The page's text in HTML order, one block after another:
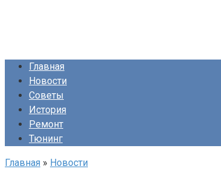
Главная
Новости
Советы
История
Ремонт
Тюнинг
Главная » Новости